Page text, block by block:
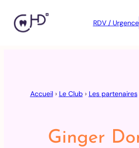
RDV / Urgence
Accueil› Le Club › Les partenaires
Ginger